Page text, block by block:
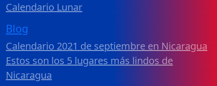
Calendario Lunar
Blog
Calendario 2021 de septiembre en Nicaragua
Estos son los 5 lugares más lindos de
Nicaragua